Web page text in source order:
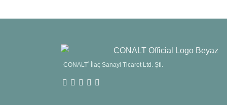
CONALT İlaç Sanayi Ticaret Ltd. Şti.